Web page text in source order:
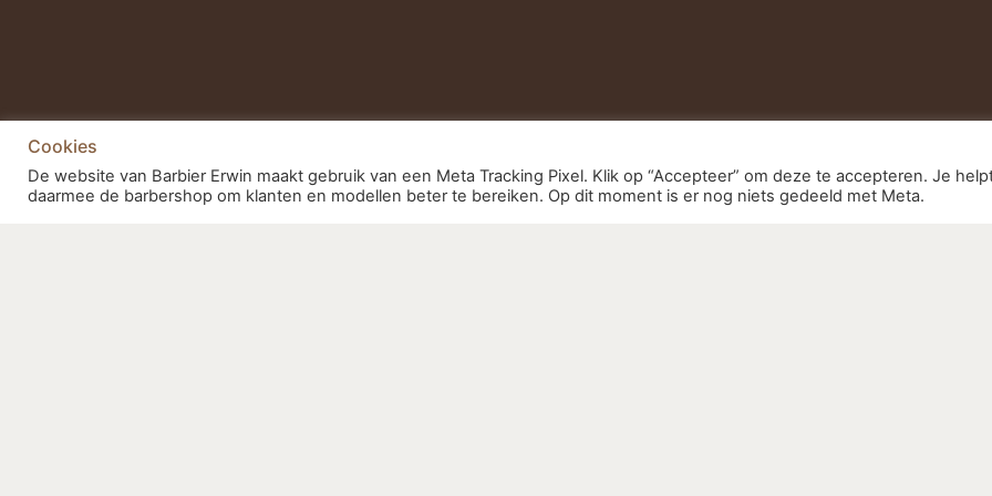
Cookies
De website van Barbier Erwin maakt gebruik van een Meta Tracking Pixel. Klik op “Accepteer” om deze te accepteren. Je
daarmee de barbershop om klanten en modellen beter te bereiken. Op dit moment is er nog niets gedeeld met Meta.